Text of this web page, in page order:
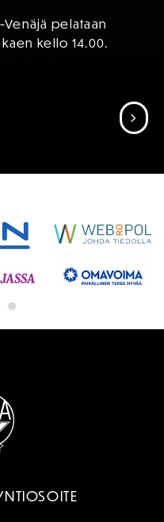
Venäjä pelataan
kello 14.00.